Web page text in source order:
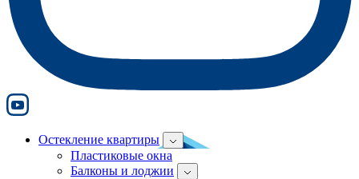
Остекление квартиры
Пластиковые окна
Балконы и лоджии